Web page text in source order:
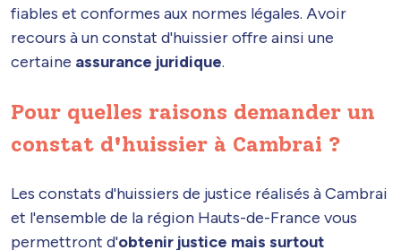
fiables et conformes aux normes légales. Avoir
recours à un constat d'huissier offre ainsi une
certaine assurance juridique.
Pour quelles raisons demander un
constat d'huissier à Cambrai ?
Les constats d'huissiers de justice réalisés à Cambrai
et l'ensemble de la région Hauts-de-France vous
permettront d'obtenir justice mais surtout